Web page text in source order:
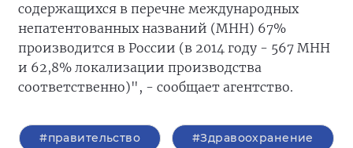
содержащихся в перечне международных
непатентованных названий (МНН) 67%
производится в России (в 2014 году - 567 МНН
и 62,8% локализации производства
соответственно)", - сообщает агентство.
#правительство #Здравоохранение